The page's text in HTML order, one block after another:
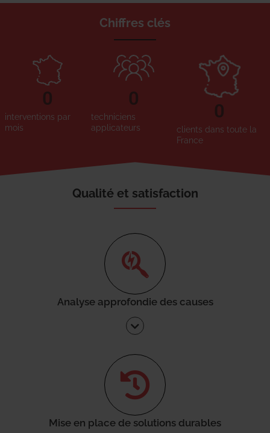
Chiffres clés
interventions par
mois
0
techniciens
applicateurs
0
clients dans toute la
France
0
Qualité et satisfaction
Analyse approfondie des causes
Mise en place de solutions durables